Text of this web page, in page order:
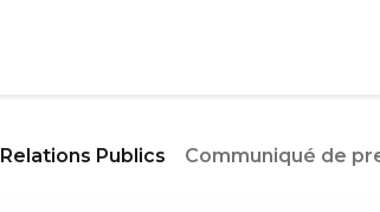
Relations Publics Communiqué de